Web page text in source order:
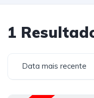
1
Data mais recente